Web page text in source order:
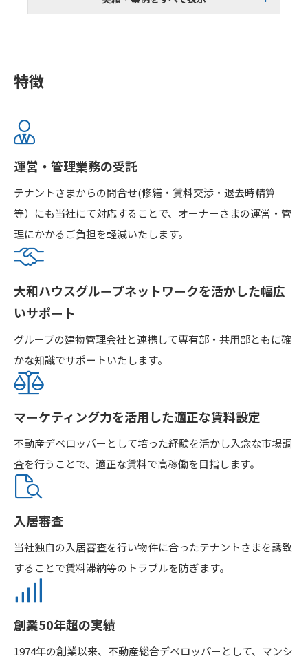
特徴
運営・管理業務の受託
テナントさまからの問合せ(修繕・賃料交渉・退去時精算
等）にも当社にて対応することで、オーナーさまの運営・管
理にかかるご負担を軽減いたします。
大和ハウスグループネットワークを活かした幅広
いサポート
グループの建物管理会社と連携して専有部・共用部ともに確
かな知識でサポートいたします。
マーケティング力を活用した適正な賃料設定
不動産デベロッパーとして培った経験を活かし入念な市場調
査を行うことで、適正な賃料で高稼働を目指します。
入居審査
当社独自の入居審査を行い物件に合ったテナントさまを誘致
することで賃料滞納等のトラブルを防ぎます。
創業50年超の実績
1974年の創業以来、不動産総合デベロッパーとして、マンシ